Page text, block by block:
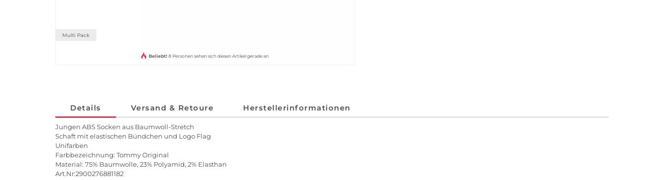
Multi Pack
Beliebt! 8 Personen sehen sich diesen Artikel gerade an
Details Versand & Retoure Herstellerinformationen
Jungen ABS Socken aus Baumwoll-Stretch
Schaft mit elastischen Bündchen und Logo Flag
Unifarben
Farbbezeichnung: Tommy Original
Material: 75% Baumwolle, 23% Polyamid, 2% Elasthan
Art.Nr:2900276881182